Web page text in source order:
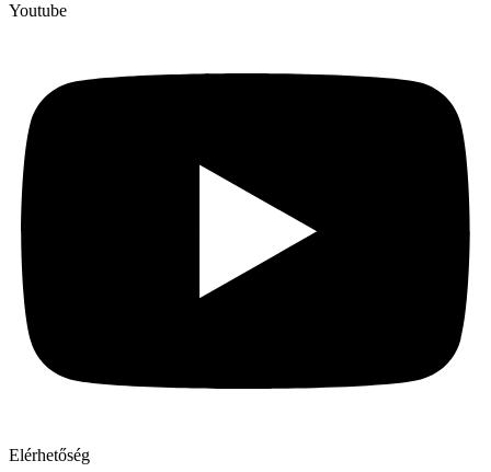
Youtube
Elérhetőség